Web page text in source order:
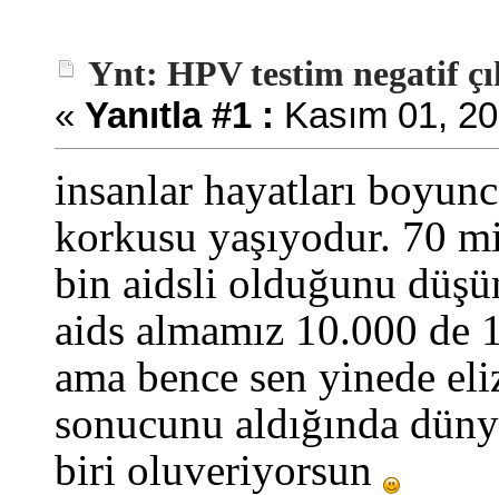
Ynt: HPV testim negatif
« Yanıtla #1 : Kasım 01,
insanlar hayatları
korkusu yaşıyodur. 70
bin aidsli olduğunu
aids almamız 10.000
ama bence sen yinede
sonucunu aldığında
biri oluveriyorsun